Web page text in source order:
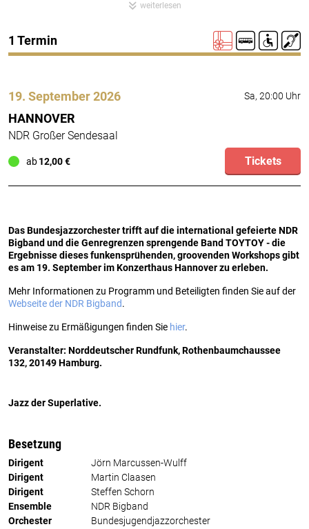
weiterlesen
1 Termin
19. September 2026 Sa, 20:00 Uhr
HANNOVER
NDR Großer Sendesaal
ab12,00 € Tickets
Das Bundesjazzorchester trifft auf die international gefeierte NDR
Bigband und die Genregrenzen sprengende Band TOYTOY - die
Ergebnisse dieses funkensprühenden, groovenden Workshops gibt
es am 19. September im Konzerthaus Hannover zu erleben.
Mehr Informationen zu Programm und Beteiligten finden Sie auf der
Webseite der NDR Bigband.
Hinweise zu Ermäßigungen finden Sie hier.
Veranstalter: Norddeutscher Rundfunk, Rothenbaumchaussee
132, 20149 Hamburg.
Jazz der Superlative.
Besetzung
Dirigent
Jörn Marcussen-Wulff
Dirigent
Martin Claasen
Dirigent
Steffen Schorn
Ensemble
NDR Bigband
Orchester
Bundesjugendjazzorchester